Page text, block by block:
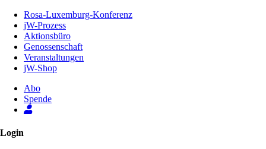
Inhalt
Seite
Rosa-Luxemburg-Konferenz
jW-Prozess
Aktionsbüro
Genossenschaft
Veranstaltungen
jW-Shop
Abo
Spende
Login